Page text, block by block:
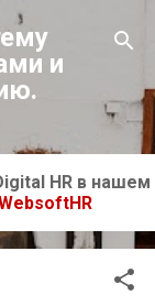
и
HR в нашем